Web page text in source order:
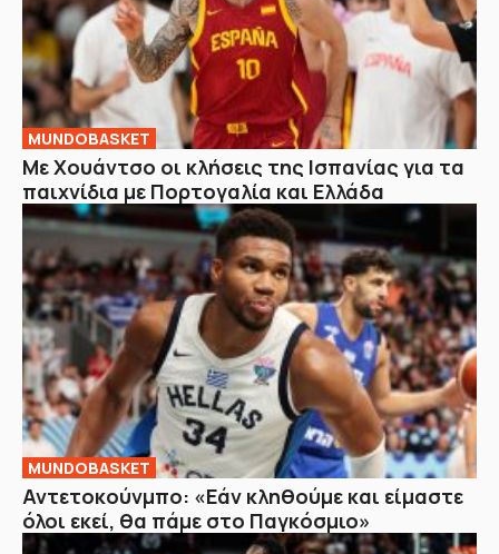
MUNDOBASKET
Με Χουάντσο οι κλήσεις της Ισπανίας για τα
παιχνίδια με Πορτογαλία και Ελλάδα
MUNDOBASKET
Αντετοκούνμπο: «Εάν κληθούμε και είμαστε
όλοι εκεί, θα πάμε στο Παγκόσμιο»